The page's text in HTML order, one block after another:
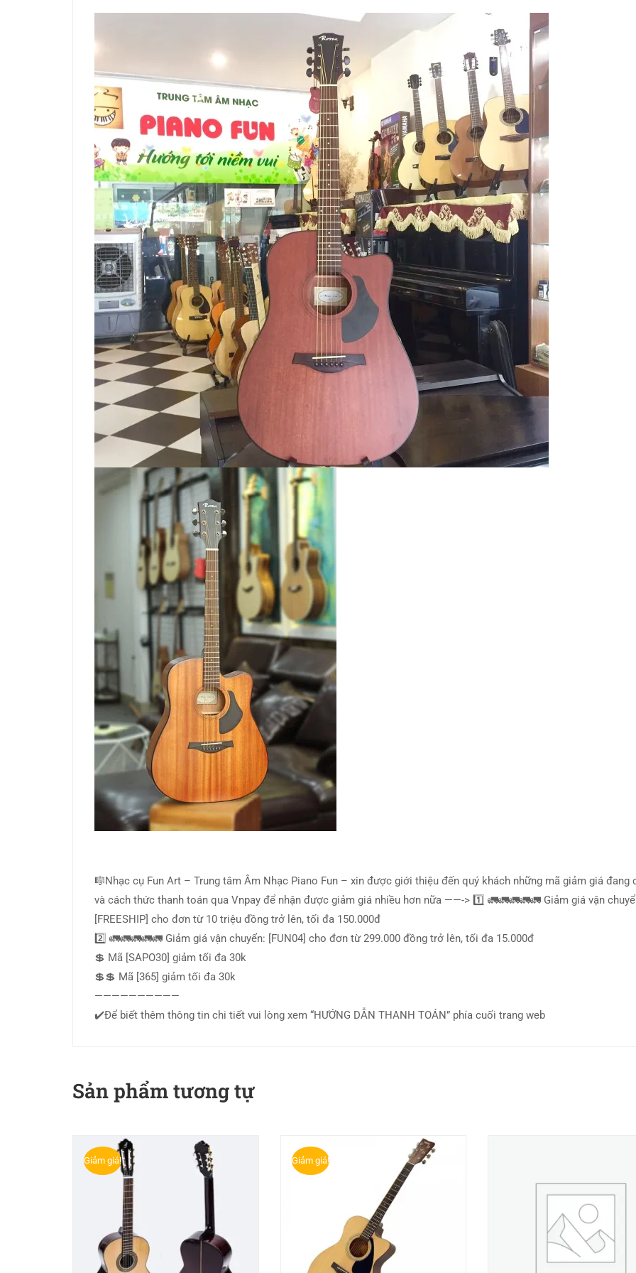
🎼Nhạc cụ Fun Art – Trung tâm Âm Nhạc Piano Fun – xin được giới thiệu đến quý khách những mã giảm giá đang
và cách thức thanh toán qua Vnpay để nhận được giảm giá nhiều hơn nữa ——-> 1️⃣ 🚛🚛🚛🚛🚛 Giảm giá vận
[FREESHIP] cho đơn từ 10 triệu đồng trở lên, tối đa 150.000đ
2️⃣ 🚛🚛🚛🚛🚛 Giảm giá vận chuyển: [FUN04] cho đơn từ 299.000 đồng trở lên, tối đa 15.000đ
💲 Mã [SAPO30] giảm tối đa 30k
💲💲 Mã [365] giảm tối đa 30k
——————————
✔️Để biết thêm thông tin chi tiết vui lòng xem “HƯỚNG DẪN THANH TOÁN” phía cuối trang web
Sản phẩm tương tự
Giảm giá! Giảm giá!